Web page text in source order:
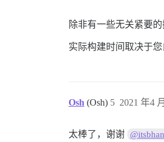
除非有一些无关紧要
实际构建时间取决于
Osh (Osh) 2021 年4
5
太棒了，谢谢